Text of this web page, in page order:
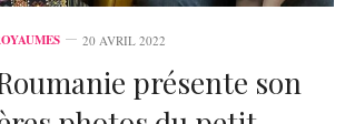
20 AVRIL 2022
présente son